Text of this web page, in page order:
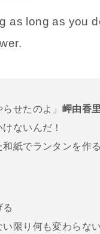
as long as you
せたのよ」 岬由香
ないんだ！
紙でランタンを作
る
限り何も変わらない